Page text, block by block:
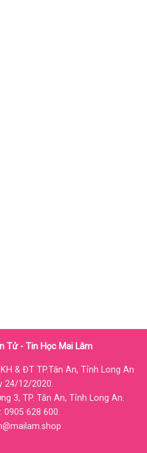
Tử - Tin Học Mai Lâm
& ĐT TP.Tân An, Tỉnh Long An
24/12/2020.
3, TP. Tân An, Tỉnh Long An.
0905 628 600.